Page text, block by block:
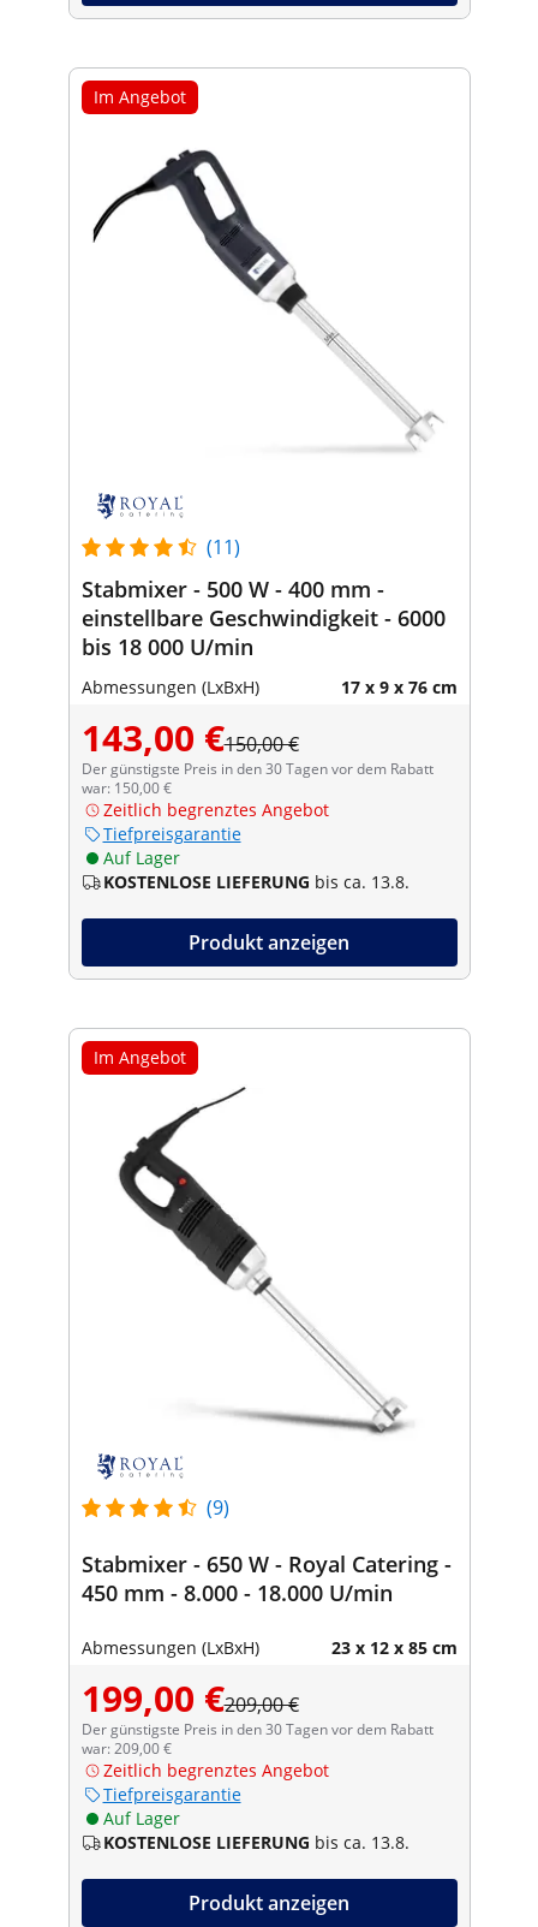
Im Angebot
(11)
Stabmixer - 500 W - 400 mm -
einstellbare Geschwindigkeit - 6000
bis 18 000 U/min
Abmessungen (LxBxH) 17 x 9 x 76 cm
143,00 €150,00 €
Der günstigste Preis in den 30 Tagen vor dem Rabatt
war: 150,00 €
Zeitlich begrenztes Angebot
Tiefpreisgarantie
Auf Lager
KOSTENLOSE LIEFERUNG bis ca. 13.8.
Produkt anzeigen
Im Angebot
(9)
Stabmixer - 650 W - Royal Catering -
450 mm - 8.000 - 18.000 U/min
Abmessungen (LxBxH) 23 x 12 x 85 cm
199,00 €209,00 €
Der günstigste Preis in den 30 Tagen vor dem Rabatt
war: 209,00 €
Zeitlich begrenztes Angebot
Tiefpreisgarantie
Auf Lager
KOSTENLOSE LIEFERUNG bis ca. 13.8.
Produkt anzeigen